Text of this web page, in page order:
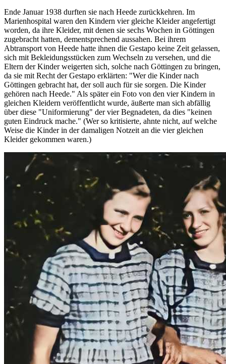
Ende Januar 1938 durften sie nach Heede zurückkehren. Im
Marienhospital waren den Kindern vier gleiche Kleider angefertigt
worden, da ihre Kleider, mit denen sie sechs Wochen in Göttingen
zugebracht hatten, dementsprechend aussahen. Bei ihrem
Abtransport von Heede hatte ihnen die Gestapo keine Zeit gelassen,
sich mit Bekleidungsstücken zum Wechseln zu versehen, und die
Eltern der Kinder weigerten sich, solche nach Göttingen zu bringen,
da sie mit Recht der Gestapo erklärten: "Wer die Kinder nach
Göttingen gebracht hat, der soll auch für sie sorgen. Die Kinder
gehören nach Heede." Als später ein Foto von den vier Kindern in
gleichen Kleidern veröffentlicht wurde, äußerte man sich abfällig
über diese "Uniformierung" der vier Begnadeten, da dies "keinen
guten Eindruck mache." (Wer so kritisierte, ahnte nicht, auf welche
Weise die Kinder in der damaligen Notzeit an die vier gleichen
Kleider gekommen waren.)